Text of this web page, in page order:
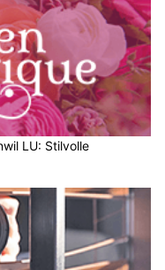
LU: Stilvolle